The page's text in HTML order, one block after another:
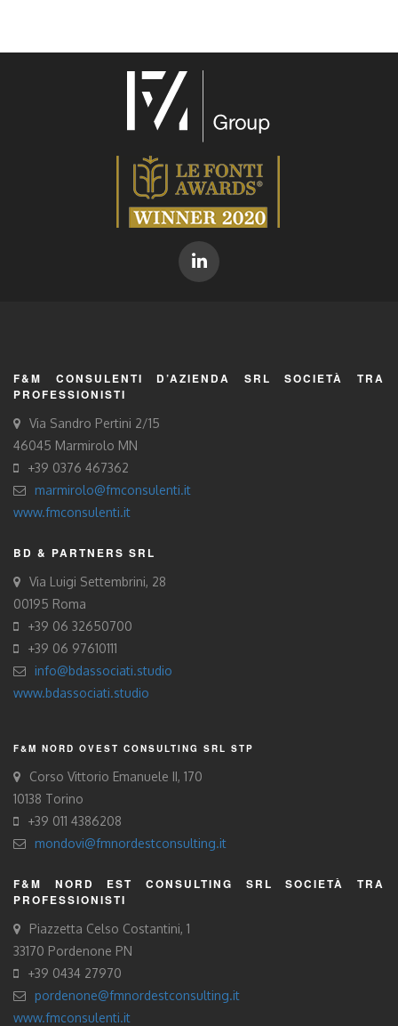
F&M CONSULENTI D’AZIENDA SRL SOCIETÀ TRA
PROFESSIONISTI
Via Sandro Pertini 2/15
46045 Marmirolo MN
+39 0376 467362
marmirolo@fmconsulenti.it
www.fmconsulenti.it
BD & PARTNERS SRL
Via Luigi Settembrini, 28
00195 Roma
+39 06 32650700
+39 06 97610111
info@bdassociati.studio
www.bdassociati.studio
F&M NORD OVEST CONSULTING SRL STP
Corso Vittorio Emanuele II, 170
10138 Torino
+39 011 4386208
mondovi@fmnordestconsulting.it
F&M NORD EST CONSULTING SRL SOCIETÀ TRA
PROFESSIONISTI
Piazzetta Celso Costantini, 1
33170 Pordenone PN
+39 0434 27970
pordenone@fmnordestconsulting.it
www.fmconsulenti.it